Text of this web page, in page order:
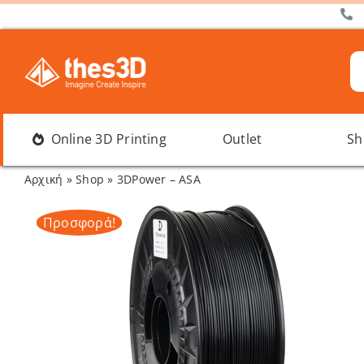
Μετάβαση
στο
περιεχόμενο
Online 3D Printing Outlet
Αρχική »Shop » 3DPower – ASA
Προσφορά!